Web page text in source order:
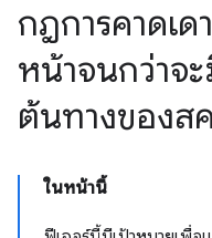
กฎการคาดเ
หน้าจนกว่าจ
ต้นทางของส
ในหน้านี้